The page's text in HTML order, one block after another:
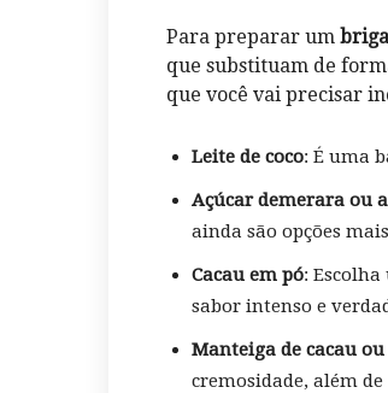
Para preparar um
que substituam de
que você vai precisar
Leite de coco: É uma
Açúcar ⁢demerara ou
ainda são opções
Cacau em pó:
sabor intenso e
Manteiga de cacau ou
cremosidade, além